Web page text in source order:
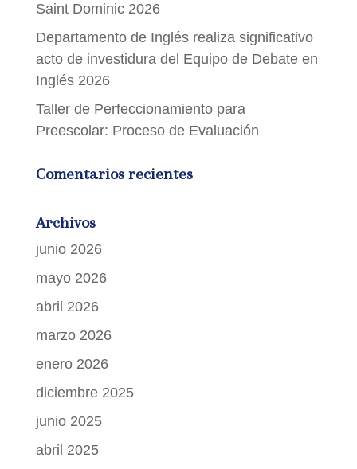
Saint Dominic 2026
Departamento de Inglés realiza significativo
acto de investidura del Equipo de Debate en
Inglés 2026
Taller de Perfeccionamiento para
Preescolar: Proceso de Evaluación
Comentarios recientes
Archivos
junio 2026
mayo 2026
abril 2026
marzo 2026
enero 2026
diciembre 2025
junio 2025
abril 2025